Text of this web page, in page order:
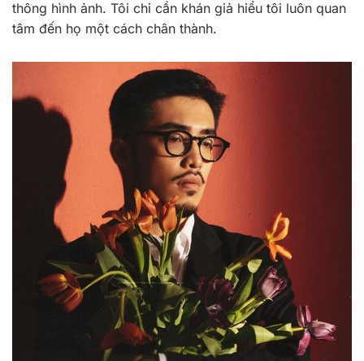
thông hình ảnh. Tôi chỉ cần khán giả hiểu tôi luôn quan
tâm đến họ một cách chân thành.